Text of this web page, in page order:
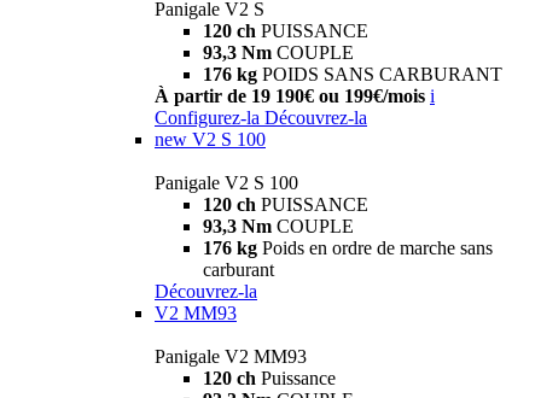
Panigale V2 S
120 ch PUISSANCE
93,3 Nm COUPLE
176 kg POIDS SANS CARBURANT
À partir de 19 190€ ou 199€/mois i
Configurez-la Découvrez-la
new V2 S 100
Panigale V2 S 100
120 ch PUISSANCE
93,3 Nm COUPLE
176 kg Poids en ordre de marche sans
carburant
Découvrez-la
V2 MM93
Panigale V2 MM93
120 ch Puissance